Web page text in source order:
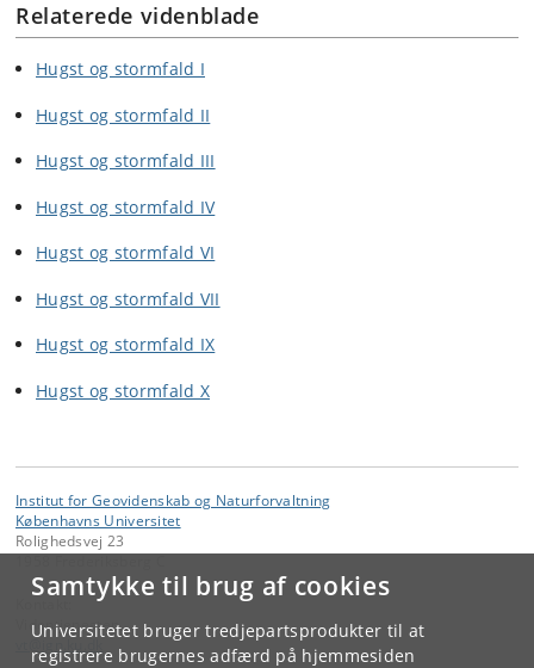
Samtykke til brug af cookies
Universitetet bruger tredjepartsprodukter til at
registrere brugernes adfærd på hjemmesiden
Relaterede videnblade
Hugst og stormfald I
Hugst og stormfald II
Hugst og stormfald III
Hugst og stormfald IV
Hugst og stormfald VI
Hugst og stormfald VII
Hugst og stormfald IX
Hugst og stormfald X
Institut for Geovidenskab og Naturforvaltning
Københavns Universitet
Rolighedsvej 23
Videntjenesten